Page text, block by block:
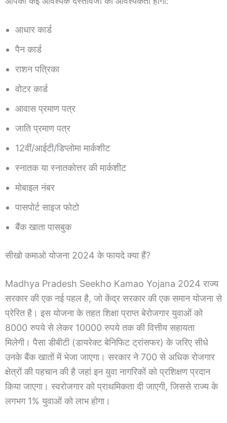
आधार कार्ड
पैन कार्ड
राशन पत्रिका
वोटर कार्ड
आवास प्रमाण पत्र
जाति प्रमाण पत्र
12वीं/आईटी/डिप्लोमा मार्कशीट
स्नातक या स्नातकोत्तर की मार्कशीट
मोबाइल नंबर
पासपोर्ट साइज फोटो
बैंक खाता पासबुक
सीखो कमाओ योजना 2024 के फायदे क्या हैं?
Madhya Pradesh Seekho Kamao Yojana 2024 राज्य
सरकार की एक नई पहल है, जो केंद्र सरकार की एक समान योजना से
प्रेरित है। इस योजना के तहत शिक्षा प्राप्त बेरोजगार युवाओं को
8000 रुपये से लेकर 10000 रुपये तक की वित्तीय सहायता
मिलेगी। पैसा डीबीटी (डायरेक्ट बेनिफिट ट्रांसफर) के जरिए सीधे
उनके बैंक खातों में भेजा जाएगा। सरकार ने 700 से अधिक रोजगार
क्षेत्रों की पहचान की है जहां इन युवा नागरिकों को प्रशिक्षण प्रदान
किया जाएगा। स्वरोजगार को प्राथमिकता दी जाएगी, जिससे राज्य के
लगभग 1% युवाओं को लाभ होगा।